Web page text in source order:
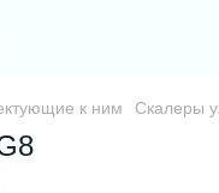
к ним Скалеры